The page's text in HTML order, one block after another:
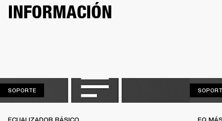
INFORMACIÓN
SOPORTESOPORTE